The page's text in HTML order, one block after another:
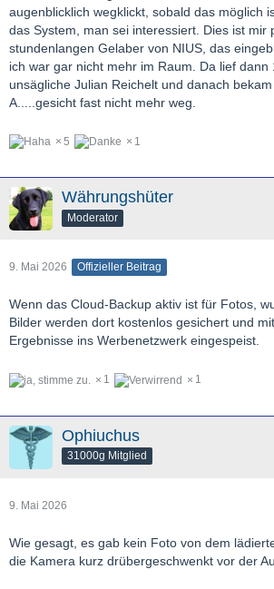
augenblicklich wegklickt, sobald das möglich
das System, man sei interessiert. Dies ist mir
stundenlangen Gelaber von NIUS, das
ich war gar nicht mehr im Raum. Da lief dann
unsägliche Julian Reichelt und danach
A.....gesicht fast nicht mehr weg.
5 1
Währungshüter
Moderator
9. Mai 2026 Offizieller Beitrag
Wenn das Cloud-Backup aktiv ist für Fotos,
Bilder werden dort kostenlos gesichert und
Ergebnisse ins Werbenetzwerk eingespeist.
1 1
Ophiuchus
31000g Mitglied
9. Mai 2026
Wie gesagt, es gab kein Foto von dem
die Kamera kurz drübergeschwenkt vor der